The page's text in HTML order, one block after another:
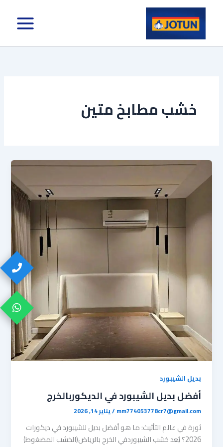
المحتوى
خشب مطابخ متين
بديل الشيبورد
أفضل بديل الشيبورد في الديكوربالخرج
mm774053778cr7@gmail.com
/يناير 14, 2026
ثورة في عالم التأثيث: ما هو أفضل بديل للشيبورد في ديكورات
2026؟ ​يُعد خشب الشيبوردفي الخرج بالرياض(الخشب المضغوط)